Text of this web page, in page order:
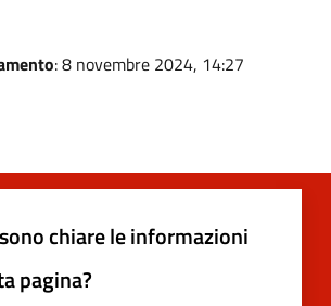
: 8 novembre 2024, 14:27
chiare le informazioni
pagina?